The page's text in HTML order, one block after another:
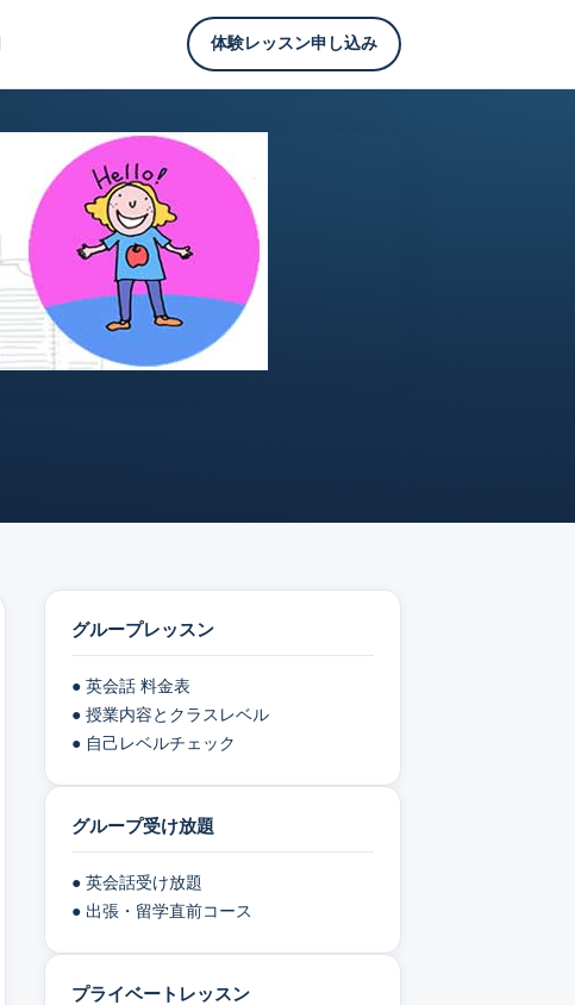
体験レッスン申し込み
グループレッスン
● 英会話 料金表
● 授業内容とクラスレベル
● 自己レベルチェック
グループ受け放題
● 英会話受け放題
● 出張・留学直前コース
プライベートレッスン